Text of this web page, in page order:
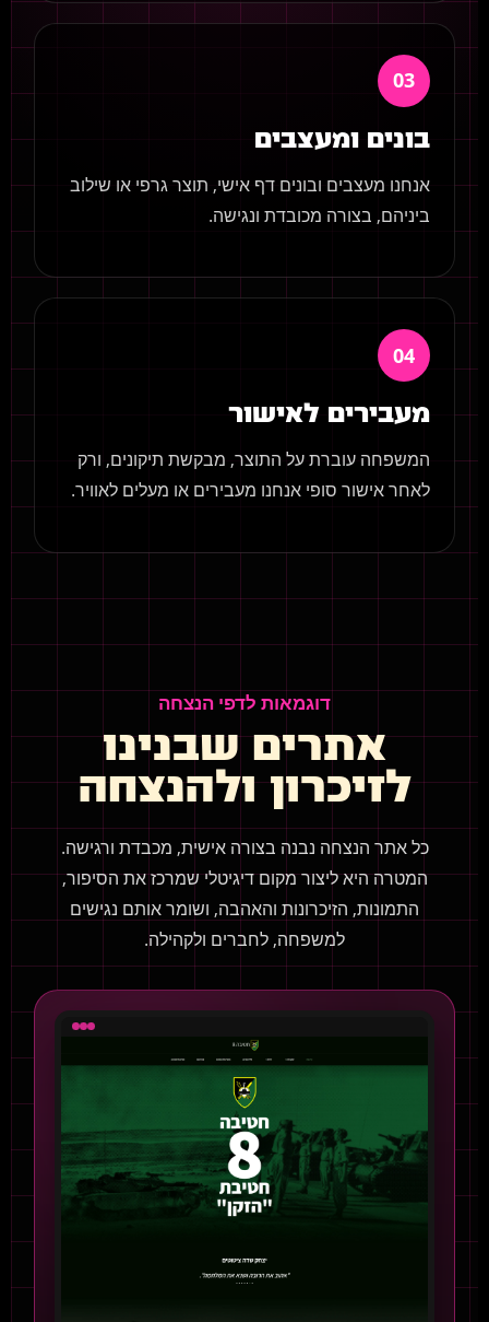
03
בונים ומעצבים
אנחנו מעצבים ובונים דף אישי, תוצר גרפי או שילוב
ביניהם, בצורה מכובדת ונגישה.
04
מעבירים לאישור
המשפחה עוברת על התוצר, מבקשת תיקונים, ורק
לאחר אישור סופי אנחנו מעבירים או מעלים לאוויר.
דוגמאות לדפי הנצחה
אתרים שבנינו
לזיכרון ולהנצחה
כל אתר הנצחה נבנה בצורה אישית, מכבדת ורגישה.
המטרה היא ליצור מקום דיגיטלי שמרכז את הסיפור,
התמונות, הזיכרונות והאהבה, ושומר אותם נגישים
למשפחה, לחברים ולקהילה.